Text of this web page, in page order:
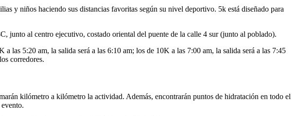
y niños haciendo sus distancias favoritas según su nivel deportivo. 5k está diseñado para
junto al centro ejecutivo, costado oriental del puente de la calle 4 sur (junto al poblado).
las 5:20 am, la salida será a las 6:10 am; los de 10K a las 7:00 am, la salida será a las 7:45
corredores.
kilómetro a kilómetro la actividad. Además, encontrarán puntos de hidratación en todo el